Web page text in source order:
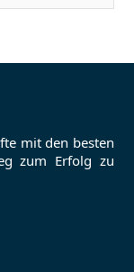
mit den besten
zum Erfolg zu